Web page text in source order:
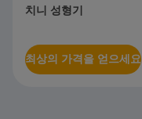
치니 성형기
최상의 가격을 얻으세요